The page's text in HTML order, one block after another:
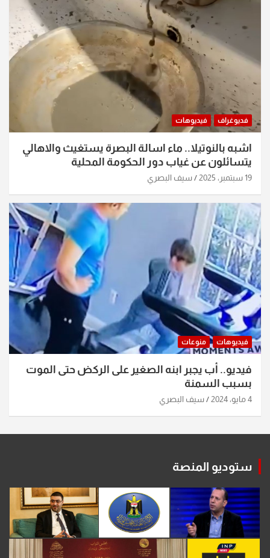
فديوغراف فيديوهات
اشبه بالنوتيلا.. ماء اسالة البصرة يستغيث والاهالي
يتسائلون عن غياب دور الحكومة المحلية
19 سبتمبر، 2025 سيف البصري
فيديوهات منوعات
فيديو.. أب يجبر ابنه الصغير على الركض حتى الموت
بسبب السمنة
4 مايو، 2024 سيف البصري
ستوديو المنصة